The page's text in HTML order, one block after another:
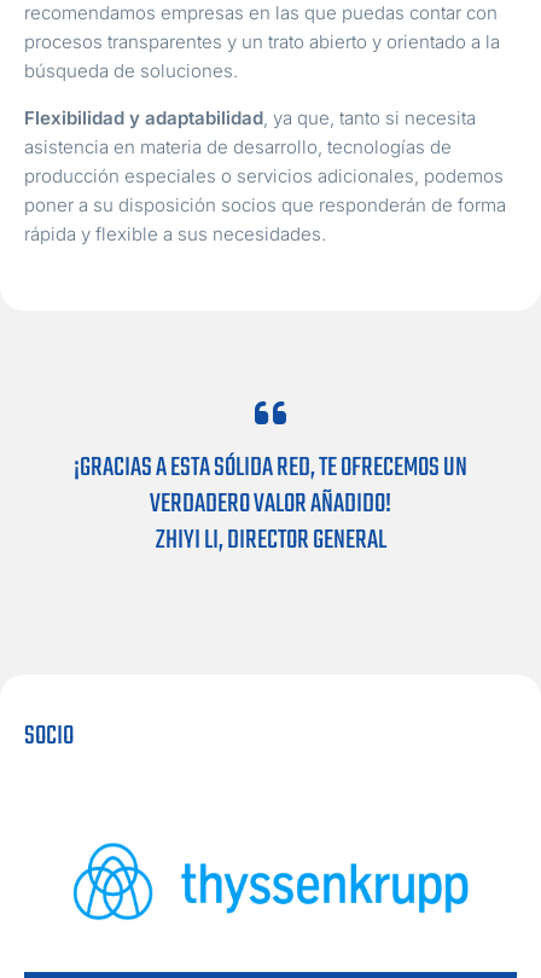
recomendamos empresas en las que puedas contar con
procesos transparentes y un trato abierto y orientado a la
búsqueda de soluciones.
Flexibilidad y adaptabilidad, ya que, tanto si necesita
asistencia en materia de desarrollo, tecnologías de
producción especiales o servicios adicionales, podemos
poner a su disposición socios que responderán de forma
rápida y flexible a sus necesidades.
¡GRACIAS A ESTA SÓLIDA RED, TE OFRECEMOS UN
VERDADERO VALOR AÑADIDO!
ZHIYI LI, DIRECTOR GENERAL
SOCIO